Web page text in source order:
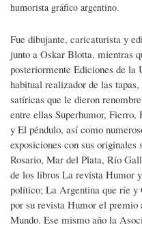
humorista gráfico argentino.
Fue dibujante, caricaturista y
junto a Oskar Blotta, mientras
posteriormente Ediciones de
habitual realizador de las
satíricas que le dieron
entre ellas Superhumor,
y El péndulo, así como
exposiciones con sus
Rosario, Mar del Plata, Río
de los libros La revista Humor
político; La Argentina que ríe y
por su revista Humor el
Mundo. Ese mismo año la